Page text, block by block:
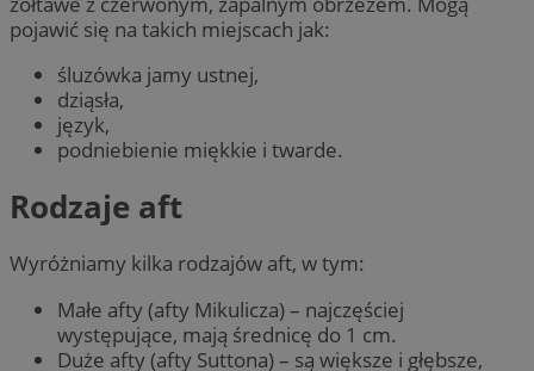
pojawić się na takich miejscach jak:
śluzówka jamy ustnej,
dziąsła,
język,
podniebienie miękkie i twarde.
Rodzaje aft
Wyróżniamy kilka rodzajów aft, w tym:
Małe afty (afty Mikulicza) – najczęściej
występujące, mają średnicę do 1 cm.
Duże afty (afty Suttona) – są większe i głębsze,